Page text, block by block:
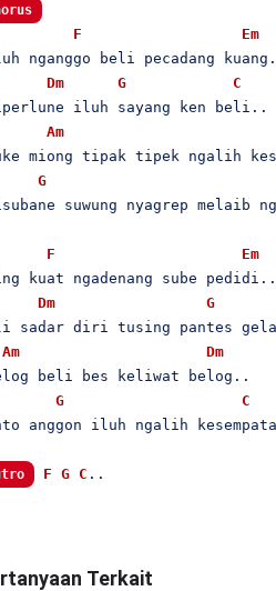
F
Em
nganggo beli pecadang
Dm
G
C
iluh sayang ken beli..
Am
miong tipak tipek ngalih
G
suwung nyagrep melaib
F
Em
kuat ngadenang sube pedidi..
Dm
G
sadar diri tusing pantes
Am
Dm
beli bes keliwat belog..
G
C
anggon iluh ngalih
F G C ..
Terkait